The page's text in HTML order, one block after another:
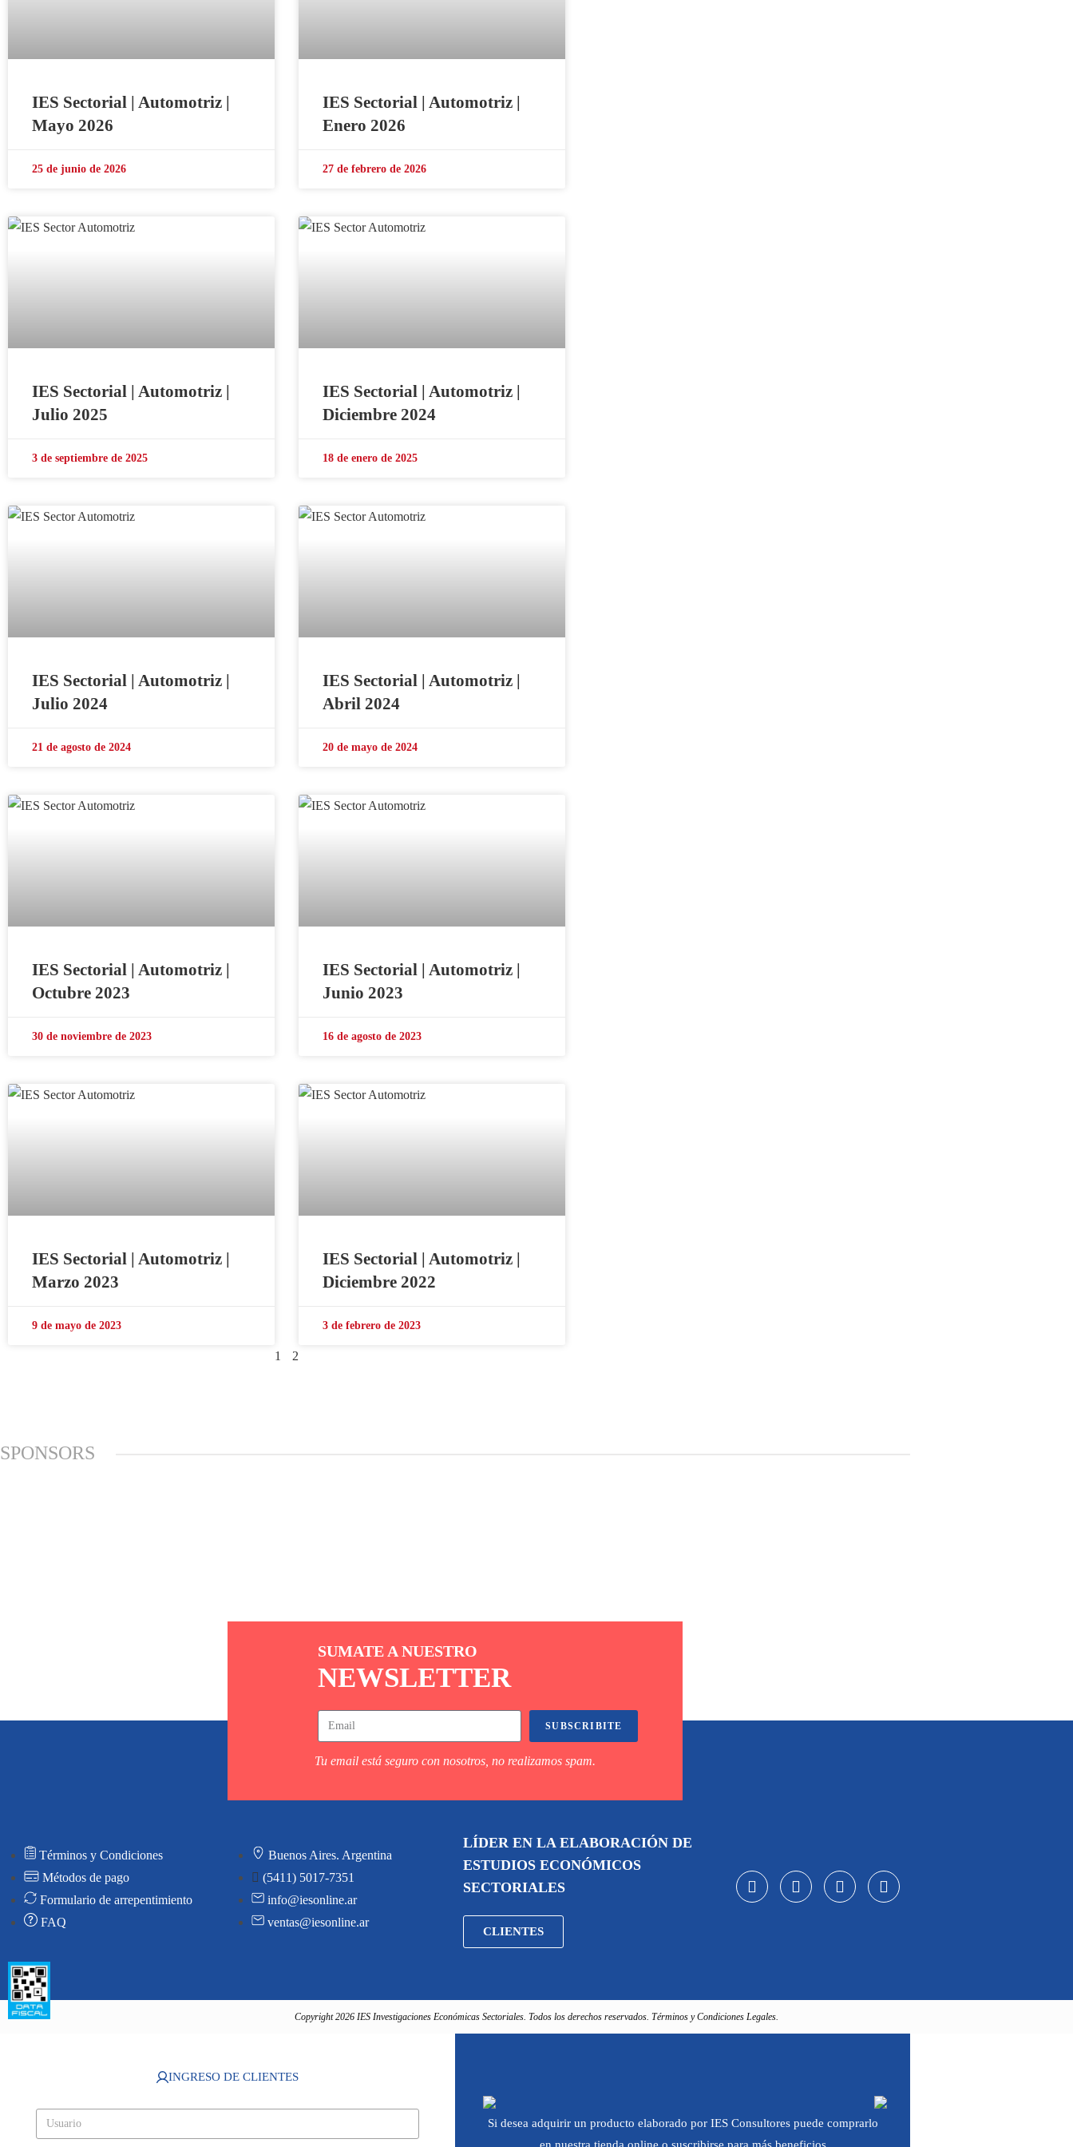
IES Sectorial | Automotriz |
Mayo 2026
25 de junio de 2026
IES Sectorial | Automotriz |
Enero 2026
27 de febrero de 2026
IES Sectorial | Automotriz |
Julio 2025
3 de septiembre de 2025
IES Sectorial | Automotriz |
Diciembre 2024
18 de enero de 2025
IES Sectorial | Automotriz |
Julio 2024
21 de agosto de 2024
IES Sectorial | Automotriz |
Abril 2024
20 de mayo de 2024
IES Sectorial | Automotriz |
Octubre 2023
30 de noviembre de 2023
IES Sectorial | Automotriz |
Junio 2023
16 de agosto de 2023
IES Sectorial | Automotriz |
Marzo 2023
9 de mayo de 2023
IES Sectorial | Automotriz |
Diciembre 2022
3 de febrero de 2023
1 2
SPONSORS
SUMATE A NUESTRO
NEWSLETTER
SUBSCRIBITE
Tu email está seguro con nosotros, no realizamos spam.
Términos y Condiciones
Métodos de pago
Formulario de arrepentimiento
FAQ
Buenos Aires. Argentina
(5411) 5017-7351
info@iesonline.ar
ventas@iesonline.ar
LÍDER EN LA ELABORACIÓN DE
ESTUDIOS ECONÓMICOS
SECTORIALES
CLIENTES
Copyright 2026 IES Investigaciones Económicas Sectoriales. Todos los derechos reservados. Términos y Condiciones Legales.
INGRESO DE CLIENTES
Si desea adquirir un producto elaborado por IES Consultores puede comprarlo